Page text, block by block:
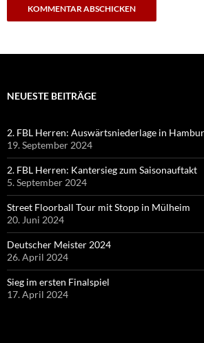
NEUESTE BEITRÄGE
2. FBL Herren: Auswärtsniederlage in
19. September 2024
2. FBL Herren: Kantersieg zum Saisonauftakt
5. September 2024
Street Floorball Tour mit Stopp in Mülheim
20. Juni 2024
Deutscher Meister 2024
26. April 2024
Sieg im ersten Finalspiel
17. April 2024